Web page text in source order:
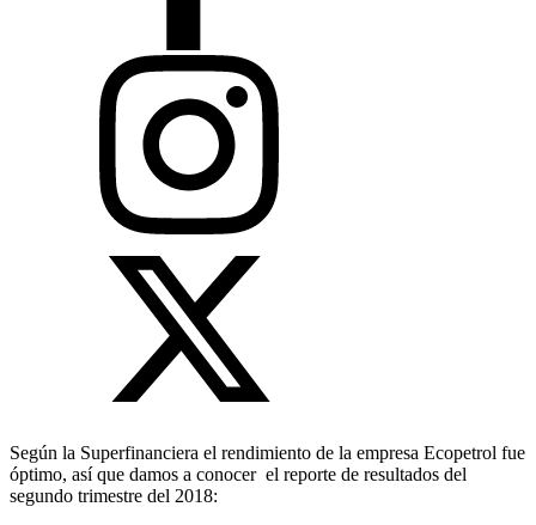
Según la Superfinanciera el rendimiento de la empresa Ecopetrol fue
óptimo, así que damos a conocer el reporte de resultados del
segundo trimestre del 2018: